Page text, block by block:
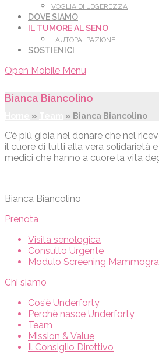
VOGLIA DI LEGEREZZA
DOVE SIAMO
IL TUMORE AL SENO
L’AUTOPALPAZIONE
SOSTIENICI
Open Mobile Menu
Bianca Biancolino
» » Bianca Biancolino
C’è più gioia nel donare che nel
il cuore di tutti alla vera solidarietà
medici che hanno a cuore la vita
Bianca Biancolino
Prenota
Visita senologica
Consulto Urgente
Modulo Screening
Chi siamo
Cos’è Underforty
Perchè nasce Underforty
Team
Mission & Value
Il Consiglio Direttivo